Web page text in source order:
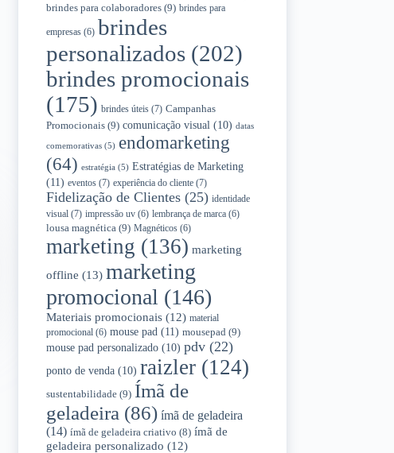
brindes para colaboradores(9) brindes para
empresas(6) brindes
personalizados(202)
brindes promocionais
(175) brindes úteis(7) Campanhas
Promocionais(9) comunicação visual (10) datas
comemorativas(5) endomarketing
(64) estratégia (5) Estratégias de Marketing
(11) eventos(7) experiência do cliente(7)
Fidelização de Clientes(25) identidade
visual(7) impressão uv(6) lembrança de marca(6)
lousa magnética (9) Magnéticos(6)
marketing (136) marketing
offline (13) marketing
promocional (146)
Materiais promocionais(12) material
promocional (6) mouse pad (11) mousepad (9)
mouse pad personalizado(10) pdv(22)
ponto de venda(10) raizler(124)
sustentabilidade(9) Ímã de
geladeira (86) ímã de geladeira
(14) ímã de geladeira criativo (8) ímã de
geladeira personalizado (12)